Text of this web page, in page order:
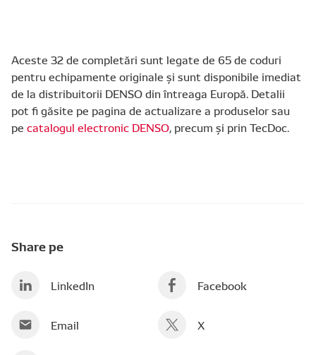
Aceste 32 de completări sunt legate de 65 de coduri
pentru echipamente originale și sunt disponibile imediat
de la distribuitorii DENSO din întreaga Europă. Detalii
pot fi găsite pe pagina de actualizare a produselor sau
pe catalogul electronic DENSO, precum și prin TecDoc.
Share pe
LinkedIn Facebook
Email X